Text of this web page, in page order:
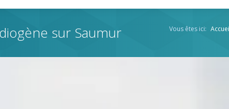
sur Saumur Vous êtes ici: